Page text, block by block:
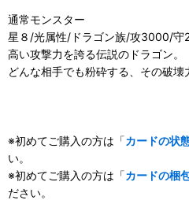
通常モンスター
星８/光属性/ドラゴン族/攻3000/守
高い攻撃力を誇る伝説のドラゴン。
どんな相手でも粉砕する、その破壊
※初めてご購入の方は「カードの状
い。
※初めてご購入の方は「カードの梱
ださい。